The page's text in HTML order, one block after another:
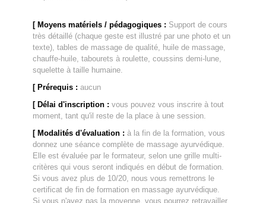
[ Moyens matériels / pédagogiques : Support de cours
très détaillé (chaque geste est illustré par une photo et un
texte), tables de massage de qualité, huile de massage,
chauffe-huile, tabourets à roulette, coussins demi-lune,
squelette à taille humaine.
[ Prérequis : aucun
[ Délai d'inscription : vous pouvez vous inscrire à tout
moment, tant qu'il reste de la place à une session.
[ Modalités d'évaluation : à la fin de la formation, vous
donnez une séance complète de massage ayurvédique.
Elle est évaluée par le formateur, selon une grille multi-
critères qui vous seront indiqués en début de formation.
Si vous avez plus de 10/20, nous vous remettrons le
certificat de fin de formation en massage ayurvédique.
Si vous n'avez pas la moyenne, vous pourrez retravailler